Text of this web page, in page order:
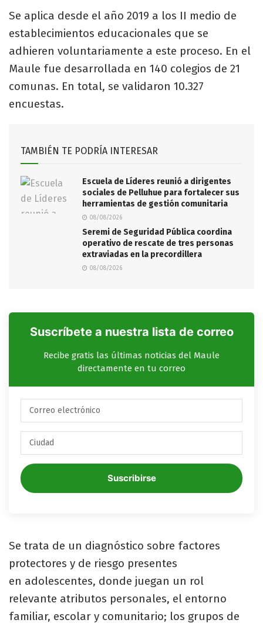
Se aplica desde el año 2019 a los II medio de
establecimientos educacionales que se
adhieren voluntariamente a este proceso. En el
Maule fue desarrollada en 140 colegios de 21
comunas. En total, se validaron 10.327
encuestas.
TAMBIÉN TE PODRÍA INTERESAR
Escuela de Líderes reunió a dirigentes
sociales de Pelluhue para fortalecer sus
herramientas de gestión comunitaria
08/08/2026
Seremi de Seguridad Pública coordina
operativo de rescate de tres personas
extraviadas en la precordillera
08/08/2026
Suscríbete a nuestra lista de correo
Recibe gratis las últimas noticias del Maule
directamente en tu correo
Suscribirse
Se trata de un diagnóstico sobre factores
protectores y de riesgo presentes
en adolescentes, donde juegan un rol
relevante atributos personales, el entorno
familiar, escolar y comunitario; los grupos de